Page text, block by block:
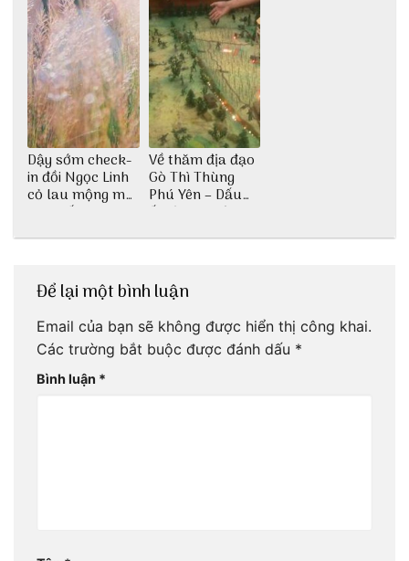
Dậy sớm check-
in đồi Ngọc Linh
cỏ lau mộng mơ
tại Huế nè bạn
Về thăm địa đạo
Gò Thì Thùng
Phú Yên – Dấu
ấn lịch sử còn
Để lại một bình luận
Email của bạn sẽ không được hiển thị công khai.
Các trường bắt buộc được đánh dấu *
Bình luận *